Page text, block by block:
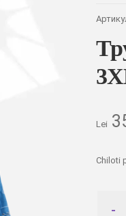
Lei
Chiloti
товара